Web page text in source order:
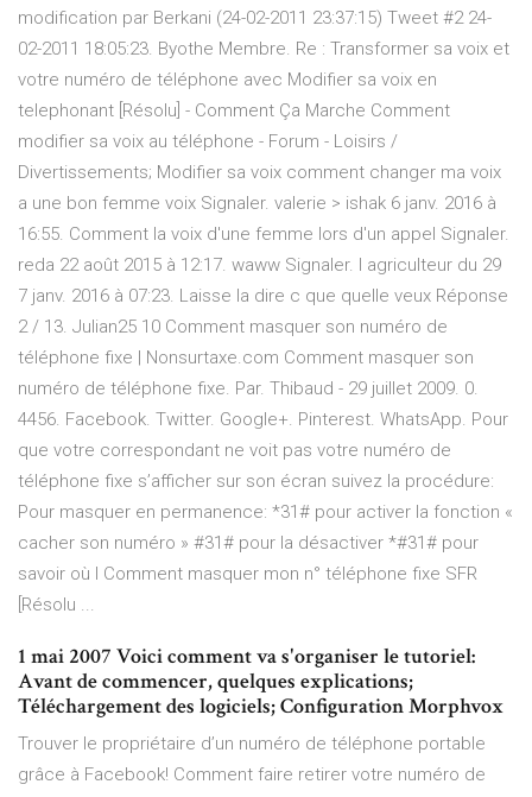
modification par Berkani (24-02-2011 23:37:15) Tweet #2 24-
02-2011 18:05:23. Byothe Membre. Re : Transformer sa voix et
votre numéro de téléphone avec Modifier sa voix en
telephonant [Résolu] - Comment Ça Marche Comment
modifier sa voix au téléphone - Forum - Loisirs /
Divertissements; Modifier sa voix comment changer ma voix
a une bon femme voix Signaler. valerie > ishak 6 janv. 2016 à
16:55. Comment la voix d'une femme lors d'un appel Signaler.
reda 22 août 2015 à 12:17. waww Signaler. l agriculteur du 29
7 janv. 2016 à 07:23. Laisse la dire c que quelle veux Réponse
2 / 13. Julian25 10 Comment masquer son numéro de
téléphone fixe | Nonsurtaxe.com Comment masquer son
numéro de téléphone fixe. Par. Thibaud - 29 juillet 2009. 0.
4456. Facebook. Twitter. Google+. Pinterest. WhatsApp. Pour
que votre correspondant ne voit pas votre numéro de
téléphone fixe s’afficher sur son écran suivez la procédure:
Pour masquer en permanence: *31# pour activer la fonction «
cacher son numéro » #31# pour la désactiver *#31# pour
savoir où l Comment masquer mon n° téléphone fixe SFR
[Résolu ...
1 mai 2007 Voici comment va s'organiser le tutoriel:
Avant de commencer, quelques explications;
Téléchargement des logiciels; Configuration Morphvox
Trouver le propriétaire d’un numéro de téléphone portable
grâce à Facebook! Comment faire retirer votre numéro de